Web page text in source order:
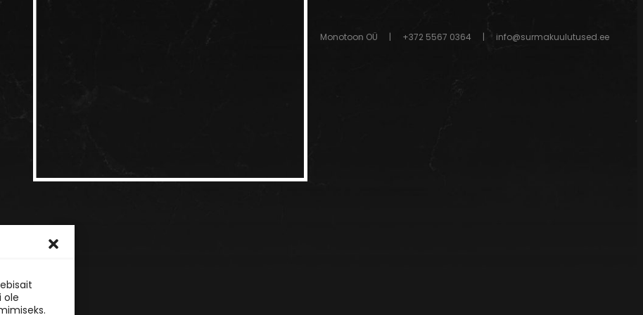
ole
Monotoon OÜ | +372 5567 0364 | info@surmakuulutused.ee